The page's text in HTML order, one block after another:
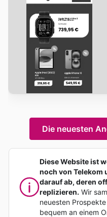
Die neuesten
Diese Website ist
noch von
darauf ab, deren
replizieren. Wir
neuesten
bequem an einem